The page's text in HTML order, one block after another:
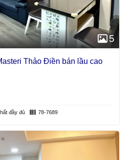
5
Thảo Điền bán lầu cao
đầy đủ 78-7689